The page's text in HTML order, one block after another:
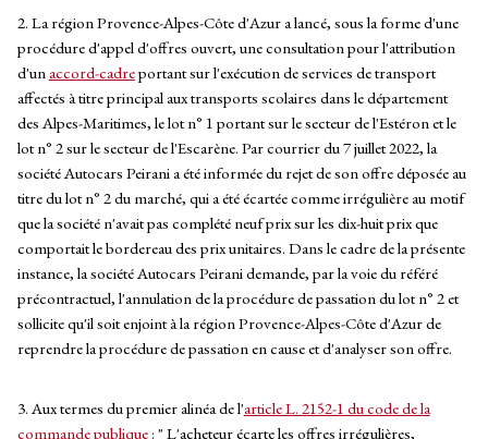
2. La région Provence-Alpes-Côte d'Azur a lancé, sous la forme d'une
procédure d'appel d'offres ouvert, une consultation pour l'attribution
d'unaccord-cadreportant sur l'exécution de services de transport
affectés à titre principal aux transports scolaires dans le département
des Alpes-Maritimes, le lot n° 1 portant sur le secteur de l'Estéron et le
lot n° 2 sur le secteur de l'Escarène. Par courrier du 7 juillet 2022, la
société Autocars Peirani a été informée du rejet de son offre déposée au
titre du lot n° 2 du marché, qui a été écartée comme irrégulière au motif
que la société n'avait pas complété neuf prix sur les dix-huit prix que
comportait le bordereau des prix unitaires. Dans le cadre de la présente
instance, la société Autocars Peirani demande, par la voie du référé
précontractuel, l'annulation de la procédure de passation du lot n° 2 et
sollicite qu'il soit enjoint à la région Provence-Alpes-Côte d'Azur de
reprendre la procédure de passation en cause et d'analyser son offre.
3. Aux termes du premier alinéa de l'article L. 2152-1 du code de la
commande publique: " L'acheteur écarte les offres irrégulières,